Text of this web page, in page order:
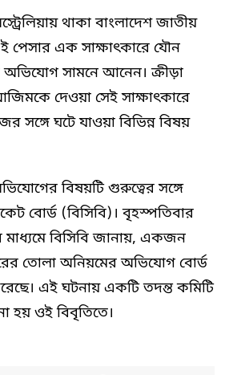
থাকা বাংলাদেশ জাতীয়
পেসার এক সাক্ষাৎকারে যৌন
সামনে আনেন। ক্রীড়া
দেওয়া সেই সাক্ষাৎকারে
সঙ্গে ঘটে যাওয়া বিভিন্ন বিষয়
বিষয়টি গুরুত্বের সঙ্গে
বোর্ড (বিসিবি)। বৃহস্পতিবার
বিসিবি জানায়, একজন
তোলা অনিয়মের অভিযোগ বোর্ড
এই ঘটনায় একটি তদন্ত কমিটি
হয় ওই বিবৃতিতে।